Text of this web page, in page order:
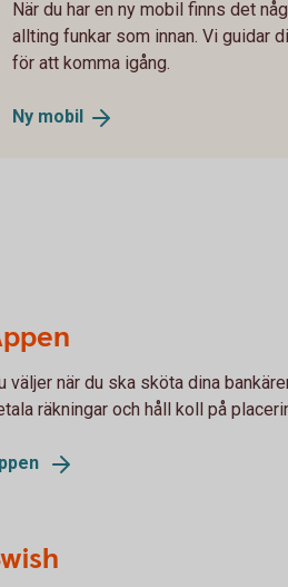
När du har en ny mobil finns det
allting funkar som innan. Vi guidar
för att komma igång.
Ny mobil
väljer när du ska sköta dina
räkningar och håll koll på